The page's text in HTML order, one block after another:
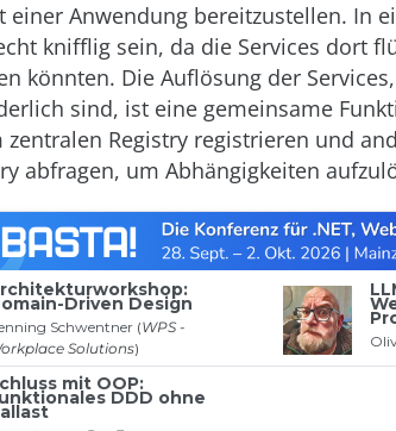
einer Anwendung bereitzustellen. In
knifflig sein, da die Services dort
könnten. Die Auflösung der
sind, ist eine gemeinsame
Registry registrieren und
abfragen, um Abhängigkeiten